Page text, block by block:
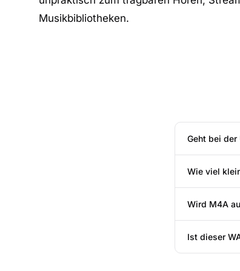
Musikbibliotheken.
Geht bei der
Wie viel
Wird M4A
Ist dieser